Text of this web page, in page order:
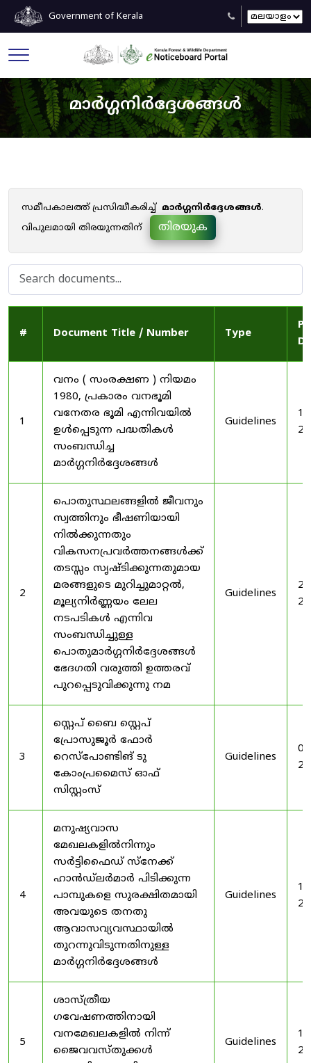
Government of Kerala
മാർഗ്ഗനിർദ്ദേശങ്ങൾ
സമീപകാലത്ത് പ്രസിദ്ധീകരിച്ച് മാർഗ്ഗനിർദ്ദേശങ്ങൾ.
വിപുലമായി തിരയുന്നതിന്
തിരയുക
# Document Title / Number Type
1
വനം ( സംരക്ഷണ ) നിയമം
1980, പ്രകാരം വനഭൂമി
വനേതര ഭൂമി എന്നിവയിൽ
ഉൾപ്പെടുന്ന പദ്ധതികൾ
സംബന്ധിച്ച
മാർഗ്ഗനിർദ്ദേശങ്ങൾ
Guidelines
2
പൊതുസ്ഥലങ്ങളിൽ ജീവനും
സ്വത്തിനും ഭീഷണിയായി
നിൽക്കുന്നതും
വികസനപ്രവർത്തനങ്ങൾക്ക്
തടസ്സം സൃഷ്ടിക്കുന്നതുമായ
മരങ്ങളുടെ മുറിച്ചുമാറ്റൽ,
മൂല്യനിർണ്ണയം ലേല
നടപടികൾ എന്നിവ
സംബന്ധിച്ചുള്ള
പൊതുമാർഗ്ഗനിർദ്ദേശങ്ങൾ
ഭേദഗതി വരുത്തി ഉത്തരവ്
പുറപ്പെടുവിക്കുന്നു നമ
Guidelines
3
സ്റ്റെപ് ബൈ സ്റ്റെപ്
പ്രോസുജൂർ ഫോർ
റെസ്‌പോണ്ടിങ് ടു
കോംപ്രമൈസ് ഓഫ്
സിസ്റ്റംസ്
Guidelines
4
മനുഷ്യവാസ
മേഖലകളിൽനിന്നും
സർട്ടിഫൈഡ് സ്നേക്ക്
ഹാൻഡ്‌ലർമാർ പിടിക്കുന്ന
പാമ്പുകളെ സുരക്ഷിതമായി
അവയുടെ തനതു
ആവാസവ്യവസ്ഥായിൽ
തുറന്നുവിടുന്നതിനുള്ള
മാർഗ്ഗനിർദ്ദേശങ്ങൾ
Guidelines
5
ശാസ്ത്രീയ
ഗവേഷണത്തിനായി
വനമേഖലകളിൽ നിന്ന്
ജൈവവസ്തുക്കൾ
Guidelines